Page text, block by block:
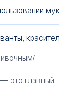
— это главный